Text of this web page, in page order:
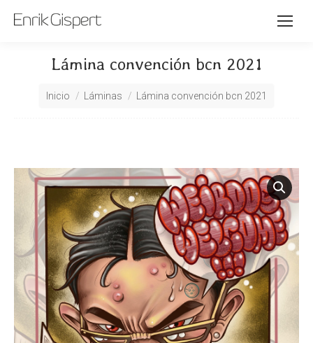
Lámina convención bcn 2021
Inicio Láminas Lámina convención bcn 2021